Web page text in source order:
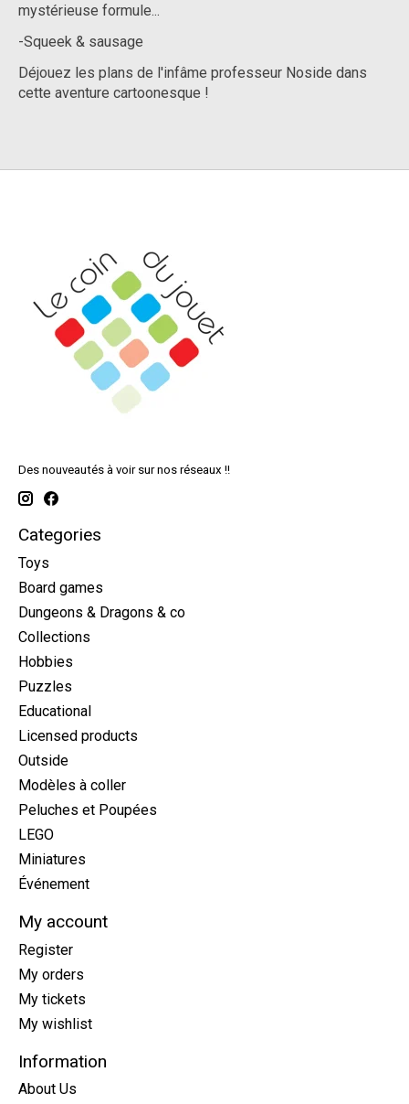
mystérieuse formule...
-Squeek & sausage
Déjouez les plans de l'infâme professeur Noside dans
cette aventure cartoonesque !
Des nouveautés à voir sur nos réseaux !!
Categories
Toys
Board games
Dungeons & Dragons & co
Collections
Hobbies
Puzzles
Educational
Licensed products
Outside
Modèles à coller
Peluches et Poupées
LEGO
Miniatures
Événement
My account
Register
My orders
My tickets
My wishlist
Information
About Us